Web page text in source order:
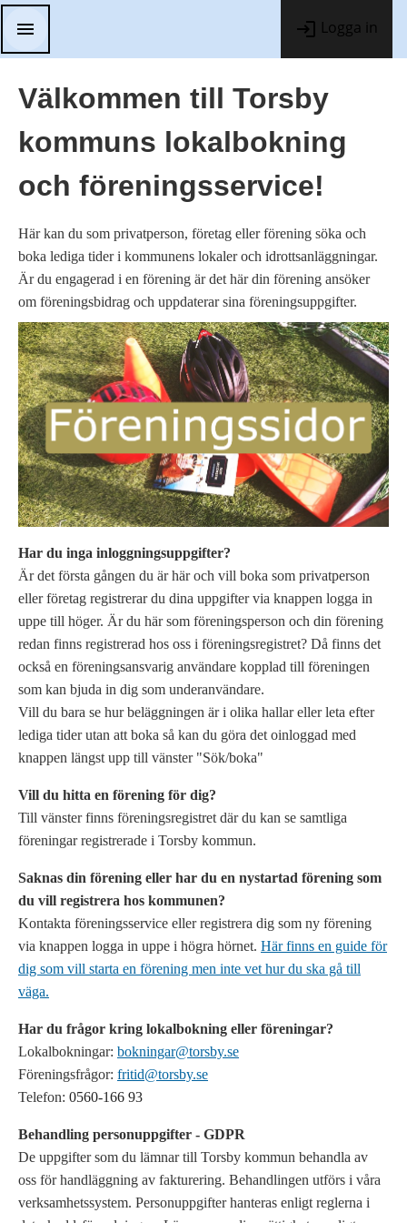
Logga in
Välkommen till Torsby
kommuns lokalbokning
och föreningsservice!
Här kan du som privatperson, företag eller förening söka och
boka lediga tider i kommunens lokaler och idrottsanläggningar.
Är du engagerad i en förening är det här din förening ansöker
om föreningsbidrag och uppdaterar sina föreningsuppgifter.
Har du inga inloggningsuppgifter?
Är det första gången du är här och vill boka som privatperson
eller företag registrerar du dina uppgifter via knappen logga in
uppe till höger. Är du här som föreningsperson och din förening
redan finns registrerad hos oss i föreningsregistret? Då finns det
också en föreningsansvarig användare kopplad till föreningen
som kan bjuda in dig som underanvändare.
Vill du bara se hur beläggningen är i olika hallar eller leta efter
lediga tider utan att boka så kan du göra det oinloggad med
knappen längst upp till vänster "Sök/boka"
Vill du hitta en förening för dig?
Till vänster finns föreningsregistret där du kan se samtliga
föreningar registrerade i Torsby kommun.
Saknas din förening eller har du en nystartad förening som
du vill registrera hos kommunen?
Kontakta föreningsservice eller registrera dig som ny förening
via knappen logga in uppe i högra hörnet. Här finns en guide för
dig som vill starta en förening men inte vet hur du ska gå till
väga.
Har du frågor kring lokalbokning eller föreningar?
Lokalbokningar: bokningar@torsby.se
Föreningsfrågor: fritid@torsby.se
Telefon: 0560-166 93
Behandling personuppgifter - GDPR
De uppgifter som du lämnar till Torsby kommun behandla av
oss för handläggning av fakturering. Behandlingen utförs i våra
verksamhetssystem. Personuppgifter hanteras enligt reglerna i